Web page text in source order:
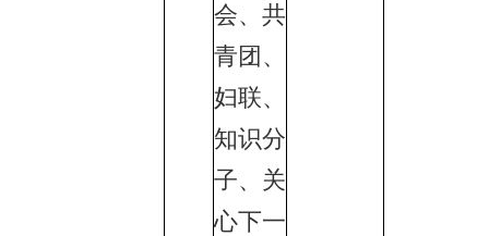
会、共
青团、
妇联、
知识分
子、关
心下一